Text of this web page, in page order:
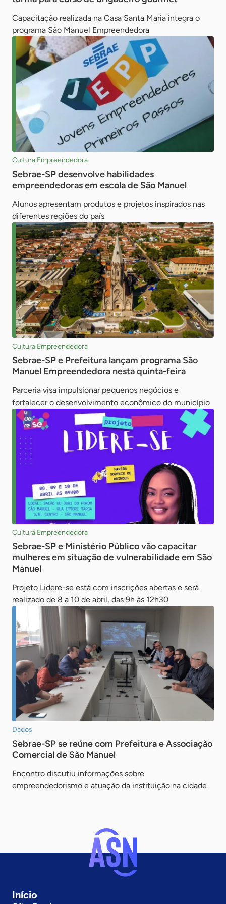
Capacitação realizada na Casa Santa Maria integra o
programa São Manuel Empreendedora
Cultura Empreendedora
Sebrae-SP desenvolve habilidades
empreendedoras em escola de São Manuel
Alunos apresentam produtos e projetos inspirados nas
diferentes regiões do país
Cultura Empreendedora
Sebrae-SP e Prefeitura lançam programa São
Manuel Empreendedora nesta quinta-feira
Parceria visa impulsionar pequenos negócios e
fortalecer o desenvolvimento econômico do município
Cultura Empreendedora
Sebrae-SP e Ministério Público vão capacitar
mulheres em situação de vulnerabilidade em São
Manuel
Projeto Lidere-se está com inscrições abertas e será
realizado de 8 a 10 de abril, das 9h às 12h30
Dados
Sebrae-SP se reúne com Prefeitura e Associação
Comercial de São Manuel
Encontro discutiu informações sobre
empreendedorismo e atuação da instituição na cidade
Início